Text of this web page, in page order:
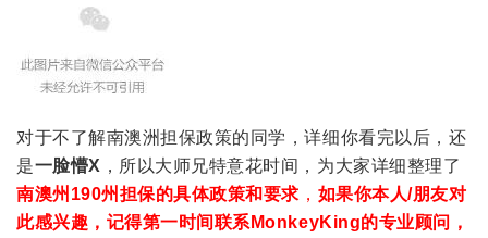
对于不了解南澳洲担保政策的同学，详细你看完以后，还
是一脸懵X ，所以大师兄特意花时间，为大家详细整理了
南澳州190州担保的具体政策和要求 ， 如果你本人/朋友对
此感兴趣， 记得第一时间联系MonkeyKing的专业顾问，